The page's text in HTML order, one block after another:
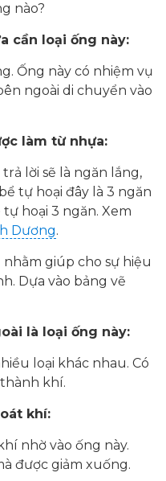
nào?
cần loại ống này:
Ống này có nhiệm vụ
ngoài di chuyển vào
làm từ nhựa:
lời sẽ là ngăn lắng,
tự hoại đây là 3 ngăn
hoại 3 ngăn. Xem
Dương.
giúp cho sự hiệu
Dựa vào bảng vẽ
là loại ống này:
loại khác nhau. Có
khí.
khí:
nhờ vào ống này.
được giảm xuống.